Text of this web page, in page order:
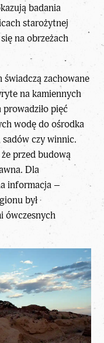
badania
starożytnej
na obrzeżach
zachowane
na kamiennych
pięć
wodę do ośrodka
czy winnic.
przed budową
Dla
informacja –
był
ówczesnych